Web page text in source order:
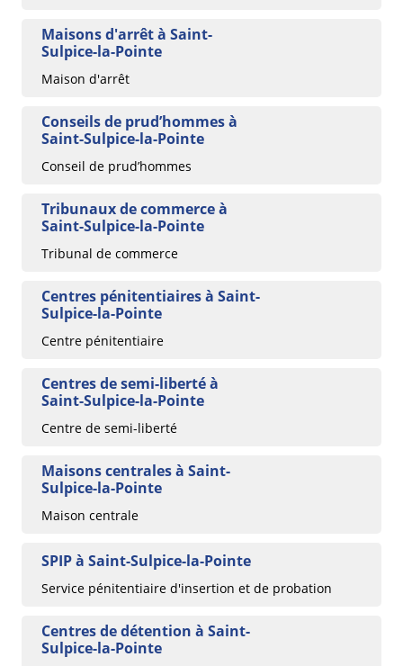
Maisons d'arrêt à Saint-
Sulpice-la-Pointe
Maison d'arrêt
Conseils de prud’hommes à
Saint-Sulpice-la-Pointe
Conseil de prud’hommes
Tribunaux de commerce à
Saint-Sulpice-la-Pointe
Tribunal de commerce
Centres pénitentiaires à Saint-
Sulpice-la-Pointe
Centre pénitentiaire
Centres de semi-liberté à
Saint-Sulpice-la-Pointe
Centre de semi-liberté
Maisons centrales à Saint-
Sulpice-la-Pointe
Maison centrale
SPIP à Saint-Sulpice-la-Pointe
Service pénitentiaire d'insertion et de probation
Centres de détention à Saint-
Sulpice-la-Pointe